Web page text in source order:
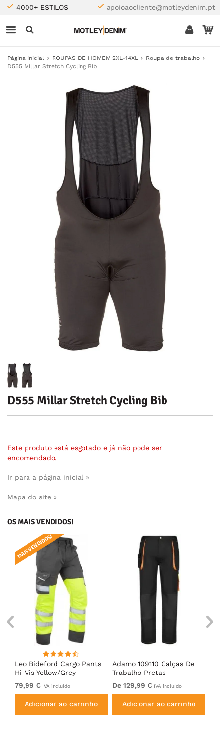
4000+ ESTILOS apoioaocliente@motleydenim.pt
Página inicial ROUPAS DE HOMEM 2XL-14XL
Roupa de trabalho
D555 Millar Stretch Cycling Bib
D555 Millar Stretch Cycling Bib
Este produto está esgotado e já não pode ser
encomendado.
Ir para a página inicial »
Mapa do site »
OS MAIS VENDIDOS!
Leo Bideford Cargo Pants
Hi-Vis Yellow/Grey
MAIS VENDIDOS!
79,99 € IVA incluído
Adicionar ao carrinho
Adamo 109110 Calças De
Trabalho Pretas
De 129,99 € IVA incluído
Adicionar ao carrinho